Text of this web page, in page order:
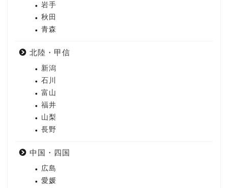
岩手
秋田
青森
北陸・甲信
新潟
石川
富山
福井
山梨
長野
中国・四国
広島
愛媛